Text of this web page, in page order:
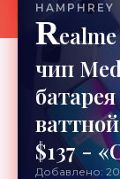
HAMPHREY
R
чип
$137 -
Добавлено: 20